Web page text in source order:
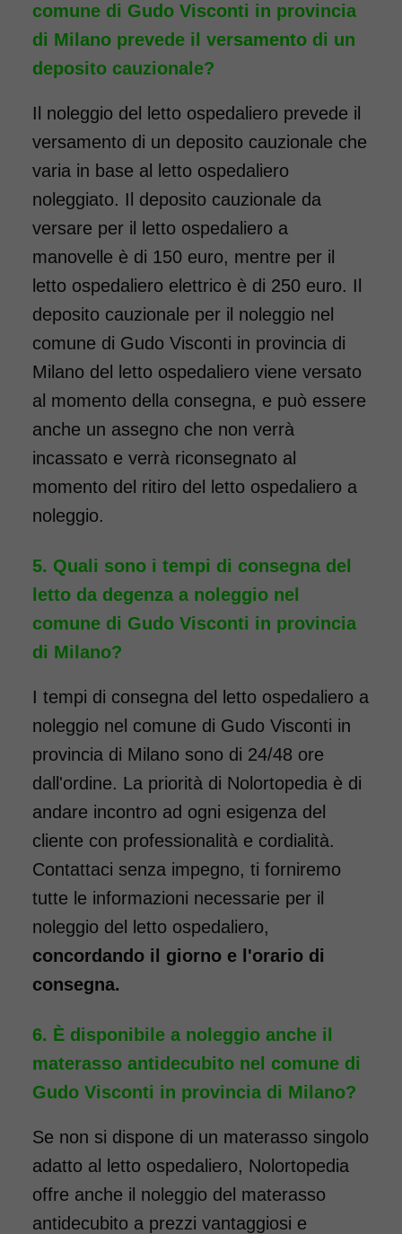
comune di Gudo Visconti in provincia
di Milano prevede il versamento di un
deposito cauzionale?
Il noleggio del letto ospedaliero prevede il
versamento di un deposito cauzionale che
varia in base al letto ospedaliero
noleggiato. Il deposito cauzionale da
versare per il letto ospedaliero a
manovelle è di 150 euro, mentre per il
letto ospedaliero elettrico è di 250 euro. Il
deposito cauzionale per il noleggio nel
comune di Gudo Visconti in provincia di
Milano del letto ospedaliero viene versato
al momento della consegna, e può essere
anche un assegno che non verrà
incassato e verrà riconsegnato al
momento del ritiro del letto ospedaliero a
noleggio.
Quali sono i tempi di consegna del
letto da degenza a noleggio nel
comune di Gudo Visconti in provincia
di Milano?
I tempi di consegna del letto ospedaliero a
noleggio nel comune di Gudo Visconti in
provincia di Milano sono di 24/48 ore
dall'ordine. La priorità di Nolortopedia è di
andare incontro ad ogni esigenza del
cliente con professionalità e cordialità.
Contattaci senza impegno, ti forniremo
tutte le informazioni necessarie per il
noleggio del letto ospedaliero,
concordando il giorno e l'orario di
consegna.
È disponibile a noleggio anche il
materasso antidecubito nel comune di
Gudo Visconti in provincia di Milano?
Se non si dispone di un materasso singolo
adatto al letto ospedaliero, Nolortopedia
offre anche il noleggio del materasso
antidecubito a prezzi vantaggiosi e